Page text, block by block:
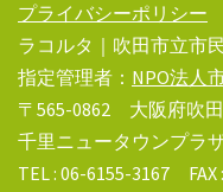
プライバシーポリシー
ラコルタ｜吹田市立市
指定管理者： NPO法人
〒565-0862 大阪府吹
千里ニュータウンプラ
TEL : 06-6155-3167 FAX